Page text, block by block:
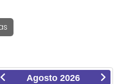
Agosto 2026